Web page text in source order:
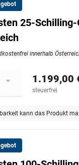
25-
innerhalb
1.199,00
steuerfrei
kann das Produkt